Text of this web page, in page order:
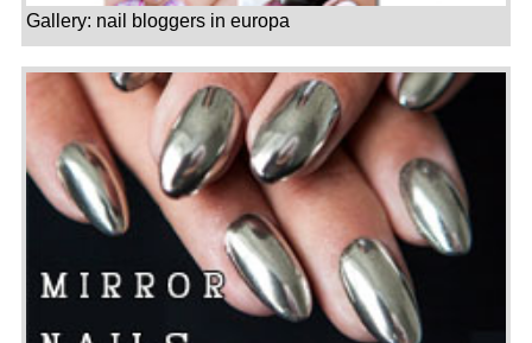
Gallery: nail bloggers in europa